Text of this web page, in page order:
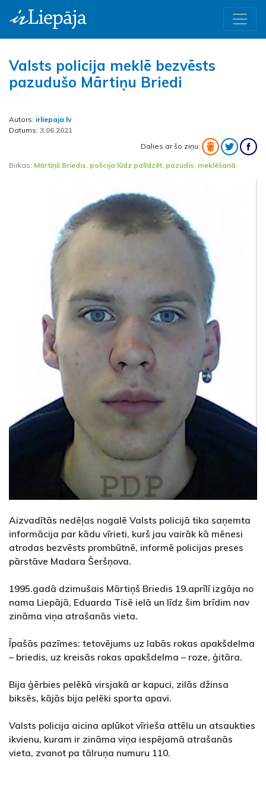
Valsts policija meklē bezvēsts
pazudušo Mārtiņu Briedi
Autors: irliepaja.lv
Datums: 3.06.2021
Dalies ar šo ziņu:
Birkas: Mārtiņš Briedis policija lūdz palīdzēt pazudis meklēšanā
Aizvadītās nedēļas nogalē Valsts policijā tika saņemta
informācija par kādu vīrieti, kurš jau vairāk kā mēnesi
atrodas bezvēsts prombūtnē, informē policijas preses
pārstāve Madara Šeršņova.
1995.gadā dzimušais Mārtiņš Briedis 19.aprīlī izgāja no
nama Liepājā, Eduarda Tisē ielā un līdz šim brīdim nav
zināma viņa atrašanās vieta.
Īpašās pazīmes: tetovējums uz labās rokas apakšdelma
– briedis, uz kreisās rokas apakšdelma – roze, ģitāra.
Bija ģērbies pelēkā virsjakā ar kapuci, zilās džinsa
biksēs, kājās bija pelēki sporta apavi.
Valsts policija aicina aplūkot vīrieša attēlu un atsaukties
ikvienu, kuram ir zināma viņa iespējamā atrašanās
vieta, zvanot pa tālruņa numuru 110.